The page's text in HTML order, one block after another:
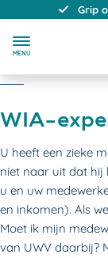
Grip
MENU
WIA-
U heeft een zieke
niet naar uit dat hij
u en uw
en inkomen). Als
Moet ik mijn
van UWV daarbij?